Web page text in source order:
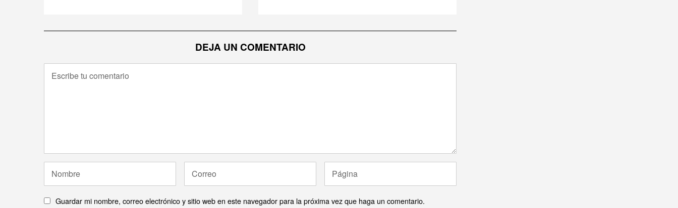
DEJA UN COMENTARIO
Guardar mi nombre, correo electrónico y sitio web en este navegador para la próxima vez que haga un comentario.